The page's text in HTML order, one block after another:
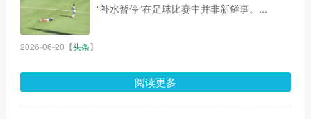
“补水暂停”在足球比赛中并非新鲜事。...
2026-06-20 【头条】
阅读更多